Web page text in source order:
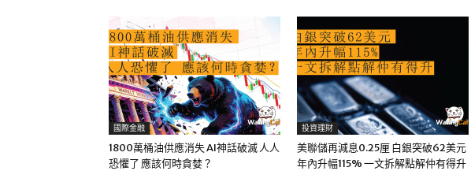
國際金融
1800萬桶油供應消失 AI神話破滅 人人
恐懼了 應該何時貪婪？
投資理財
美聯儲再減息0.25厘 白銀突破62美元
年內升幅115% 一文拆解點解仲有得升